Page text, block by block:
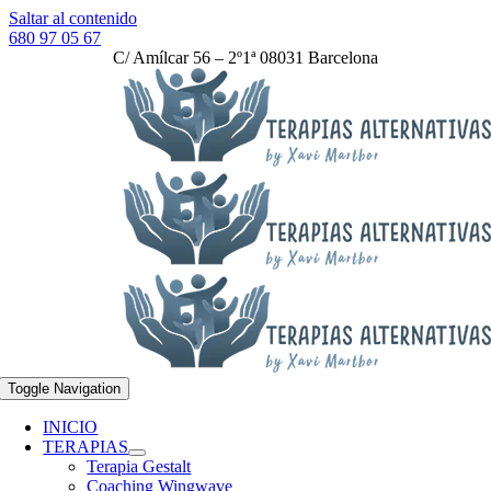
Saltar al contenido
680 97 05 67
C/ Amílcar 56 – 2º1ª 08031 Barcelona
Toggle Navigation
INICIO
TERAPIAS
Terapia Gestalt
Coaching Wingwave